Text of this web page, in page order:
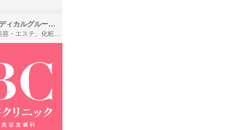
SBCメディカルグループ株式会社